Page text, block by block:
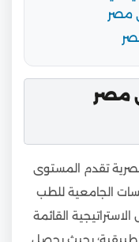
مصر
مصر
تقدم المستوى
الجامعية للطب
القائمة